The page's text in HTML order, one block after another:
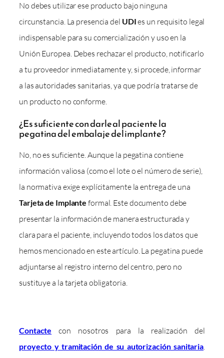
No debes utilizar ese producto bajo ninguna
circunstancia. La presencia del UDIes un requisito legal
indispensable para su comercialización y uso en la
Unión Europea. Debes rechazar el producto, notificarlo
a tu proveedor inmediatamente y, si procede, informar
a las autoridades sanitarias, ya que podría tratarse de
un producto no conforme.
¿Es suficiente con darle al paciente la
pegatina del embalaje del implante?
No, no es suficiente. Aunque la pegatina contiene
información valiosa (como el lote o el número de serie),
la normativa exige explícitamente la entrega de una
Tarjeta de Implante formal. Este documento debe
presentar la información de manera estructurada y
clara para el paciente, incluyendo todos los datos que
hemos mencionado en este artículo. La pegatina puede
adjuntarse al registro interno del centro, pero no
sustituye a la tarjeta obligatoria.
Contacte con nosotros para la realización del
proyecto y tramitación de su autorización sanitaria